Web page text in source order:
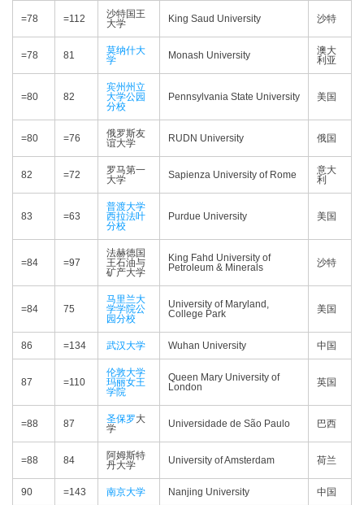
=78 =112
沙特国王
大学
King Saud University 沙特
=78 81
莫纳什大
学
Monash University
澳大
利亚
=80 82
宾州州立
大学公园
分校
Pennsylvania State University 美国
=80 =76
俄罗斯友
谊大学
RUDN University 俄国
82 =72
罗马第一
大学
Sapienza University of Rome
意大
利
83 =63
普渡大学
西拉法叶
分校
Purdue University 美国
=84 =97
法赫德国
王石油与
矿产大学
King Fahd University of
Petroleum & Minerals
沙特
=84 75
马里兰大
学学院公
园分校
University of Maryland,
College Park
美国
86 =134 武汉大学 Wuhan University 中国
87 =110
伦敦大学
玛丽女王
学院
Queen Mary University of
London
英国
=88 87 圣保罗大
学
Universidade de São Paulo 巴西
=88 84
阿姆斯特
丹大学
University of Amsterdam 荷兰
90 =143 南京大学 Nanjing University 中国